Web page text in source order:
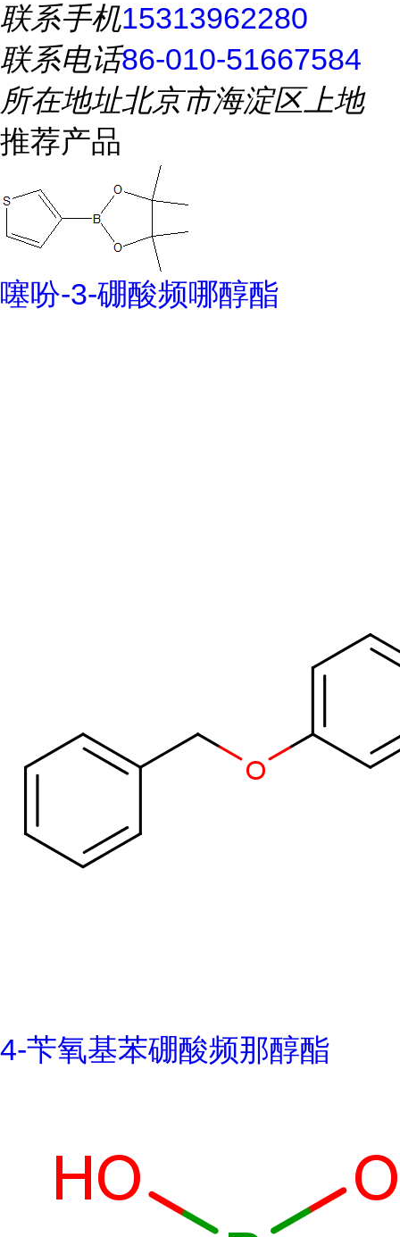
联系手机15313962280
联系电话86-010-51667584
所在地址北京市海淀区上地
推荐产品
噻吩-3-硼酸频哪醇酯
4-苄氧基苯硼酸频那醇酯